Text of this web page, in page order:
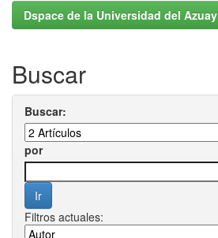
Dspace de la Universidad del Azuay
Buscar
Buscar:
por
Filtros actuales: